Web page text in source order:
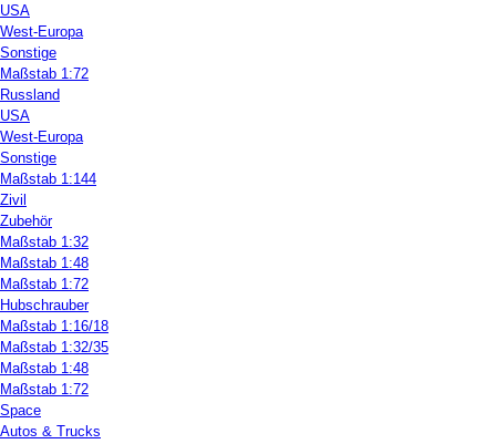
USA
West-Europa
Sonstige
Maßstab 1:72
Russland
USA
West-Europa
Sonstige
Maßstab 1:144
Zivil
Zubehör
Maßstab 1:32
Maßstab 1:48
Maßstab 1:72
Hubschrauber
Maßstab 1:16/18
Maßstab 1:32/35
Maßstab 1:48
Maßstab 1:72
Space
Autos & Trucks